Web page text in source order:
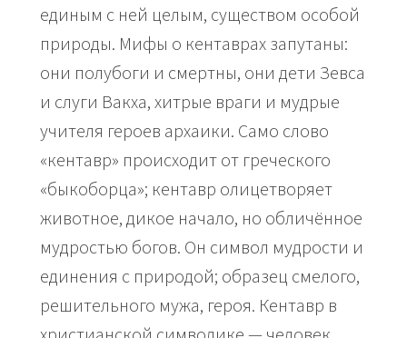
единым с ней целым, существом особой
природы. Мифы о кентаврах запутаны:
они полубоги и смертны, они дети Зевса
и слуги Вакха, хитрые враги и мудрые
учителя героев архаики. Само слово
«кентавр» происходит от греческого
«быкоборца»; кентавр олицетворяет
животное, дикое начало, но обличённое
мудростью богов. Он символ мудрости и
единения с природой; образец смелого,
решительного мужа, героя. Кентавр в